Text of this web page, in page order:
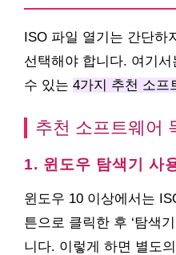
ISO 파일 열기는 간단하
선택해야 합니다. 여기
수 있는 4가지 추천 소프
추천 소프트웨어
1. 윈도우 탐색기 사
윈도우 10 이상에서는
튼으로 클릭한 후 ‘탐색
니다. 이렇게 하면 별도